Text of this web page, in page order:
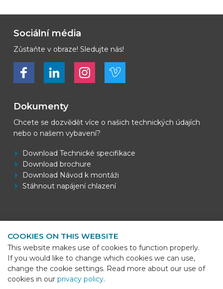
Sociální média
Zůstaňte v obraze! Sledujte nás!
Bekijk ons op FacebookBekijk ons op LinkedInBekijk ons op LinkedInBekijk ons op Vimeo
Dokumenty
Chcete se dozvědět více o našich technických údajích
nebo o našem vybavení?
Download Technické specifikace
Download brochure
Download Návod k montáži
Stáhnout napájení chlazení
BEKS Systems
Meerheide 58
5521 DZ Eersel
Telefoon+31 (0)85 - 064 58 92
COOKIES ON THIS WEBSITE
This website makes use of cookies to function properly.
If you would like to change which cookies we can use,
change the cookie settings. Read more about our use of
cookies in our privacy policy.